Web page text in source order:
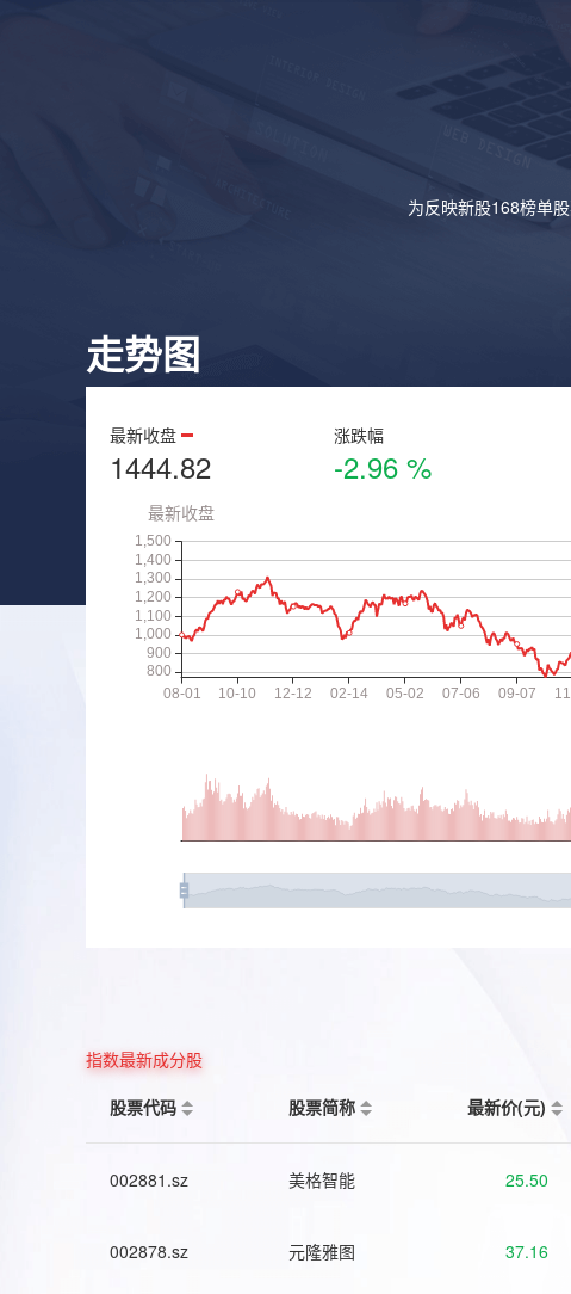
为反映新股168榜单
走势图
最新收盘
1444.82
涨跌幅
-2.96 %
指数最新成分股
股票代码
股票简称 最新价(元)
002881.sz 美格智能 25.50
002878.sz 元隆雅图 37.16